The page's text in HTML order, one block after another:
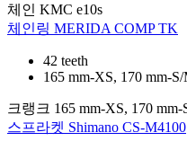
체인 KMC e10s
체인링 MERIDA COMP TK
42 teeth
165 mm-XS, 170 mm-
크랭크 165 mm-XS, 170
스프라켓 Shimano CS-M4100